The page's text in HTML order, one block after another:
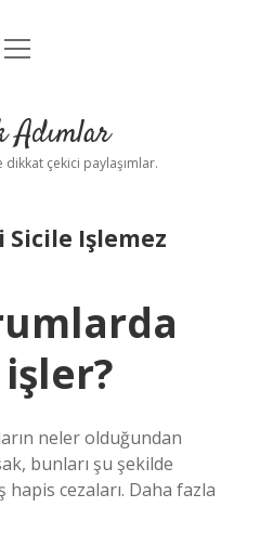
Uyarı
menüyü
Adımlar
çekici paylaşımlar.
Sicile Işlemez
neler olduğundan
bunları şu şekilde
cezaları. Daha fazla